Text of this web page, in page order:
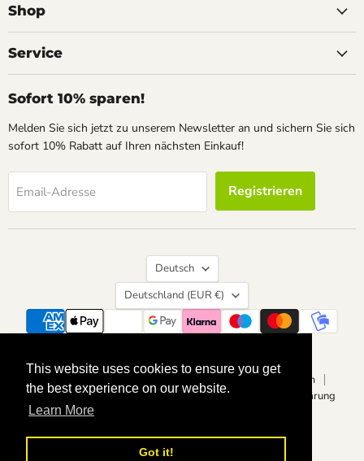
This website uses cookies to ensure you get
the best experience on our website.
Learn More
Got it!
This website uses cookies to ensure you get
the best experience on our website.
Learn More
Got it!
auf
Shop
Service
Sofort 10% sparen!
Melden Sie sich jetzt zu unserem Newsletter an und sichern Sie sich
sofort 10% Rabatt auf Ihren nächsten Einkauf!
Email-Adresse Registrieren
Sprache
Deutsch
Land
Deutschland (EUR €)
Suchen Kontakt Über uns
Widerrufsrecht
Vertrag widerrufen
Datenschutzerklärung
Impressum
Allgemeine Geschäftsbedingungen
Barrierefreiheitserklärung
Powered by Shopify